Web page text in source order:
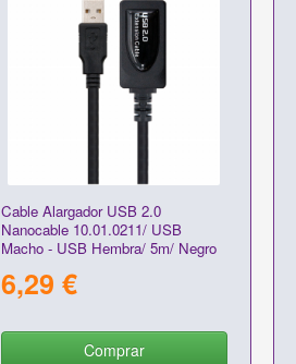
Cable Alargador USB 2.0
Nanocable 10.01.0211/ USB
Macho - USB Hembra/ 5m/ Negro
6,29 €
Comprar